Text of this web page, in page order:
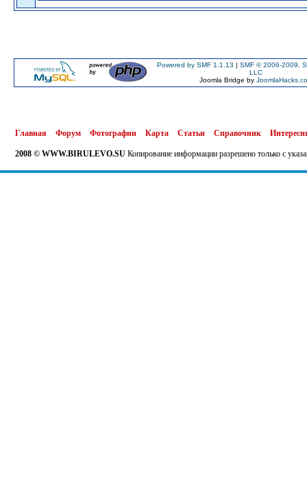
Powered by SMF 1.1.13 | SMF © 2006-2009,
LLC
Joomla Bridge by
Главная Форум Фотографии Карта Статьи Справочник
2008 © WWW.BIRULEVO.SU Копирование информации разрешено только с